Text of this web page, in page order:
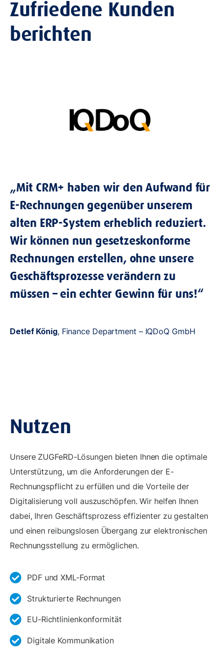
Zufriedene Kunden
berichten
„Mit CRM+ haben wir den Aufwand für
E-Rechnungen gegenüber unserem
alten ERP-System erheblich reduziert.
Wir können nun gesetzeskonforme
Rechnungen erstellen, ohne unsere
Geschäftsprozesse verändern zu
müssen – ein echter Gewinn für uns!“
Detlef König, Finance Department – IQDoQ GmbH
Nutzen
Unsere ZUGFeRD-Lösungen bieten Ihnen die optimale
Unterstützung, um die Anforderungen der E-
Rechnungspflicht zu erfüllen und die Vorteile der
Digitalisierung voll auszuschöpfen. Wir helfen Ihnen
dabei, Ihren Geschäftsprozess effizienter zu gestalten
und einen reibungslosen Übergang zur elektronischen
Rechnungsstellung zu ermöglichen.
PDF und XML-Format
Strukturierte Rechnungen
EU-Richtlinienkonformität
Digitale Kommunikation